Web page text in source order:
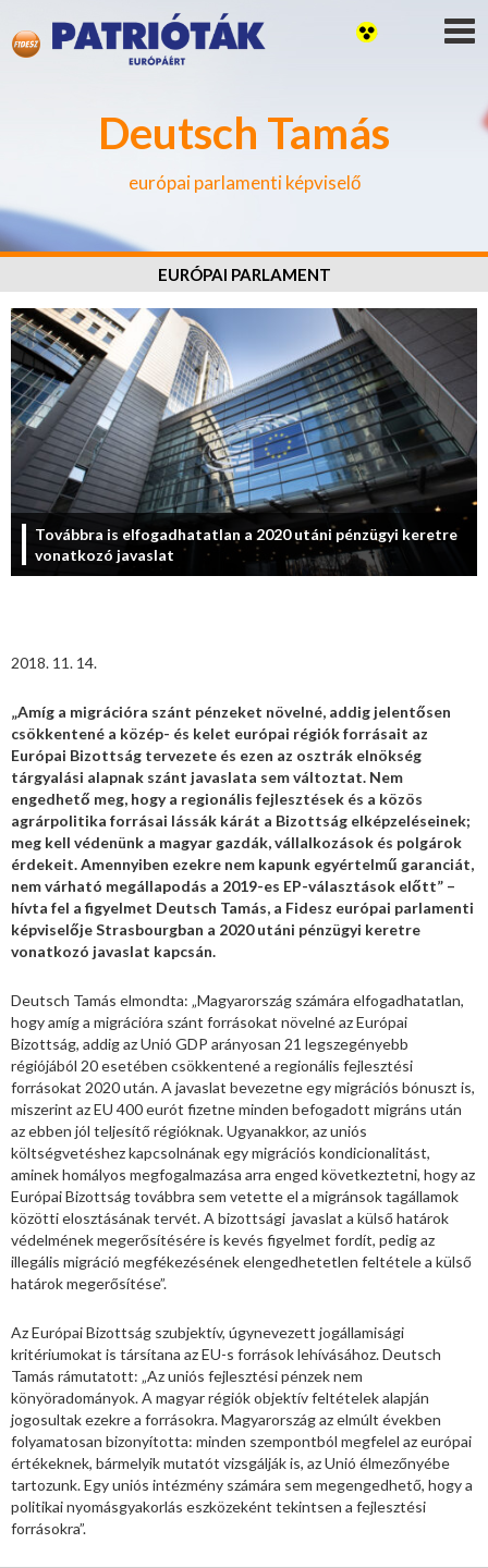
Deutsch Tamás
európai parlamenti képviselő
EURÓPAI PARLAMENT
Továbbra is elfogadhatatlan a 2020 utáni pénzügyi keretre
vonatkozó javaslat
2018. 11. 14.
„Amíg a migrációra szánt pénzeket növelné, addig jelentősen
csökkentené a közép- és kelet európai régiók forrásait az
Európai Bizottság tervezete és ezen az osztrák elnökség
tárgyalási alapnak szánt javaslata sem változtat. Nem
engedhető meg, hogy a regionális fejlesztések és a közös
agrárpolitika forrásai lássák kárát a Bizottság elképzeléseinek;
meg kell védenünk a magyar gazdák, vállalkozások és polgárok
érdekeit. Amennyiben ezekre nem kapunk egyértelmű garanciát,
nem várható megállapodás a 2019-es EP-választások előtt” –
hívta fel a figyelmet Deutsch Tamás, a Fidesz európai parlamenti
képviselőjeStrasbourgban a 2020 utáni pénzügyi keretre
vonatkozó javaslat kapcsán.
Deutsch Tamás elmondta: „Magyarország számára elfogadhatatlan,
hogy amíg a migrációra szánt forrásokat növelné az Európai
Bizottság, addig az Unió GDP arányosan 21 legszegényebb
régiójából 20 esetében csökkentené a regionális fejlesztési
forrásokat 2020 után. A javaslat bevezetne egy migrációs bónuszt is,
miszerint az EU 400 eurót fizetne minden befogadott migráns után
az ebben jól teljesítő régióknak. Ugyanakkor, az uniós
költségvetéshez kapcsolnának egy migrációs kondicionalitást,
aminek homályos megfogalmazása arra enged következtetni, hogy az
Európai Bizottság továbbra sem vetette el a migránsok tagállamok
közötti elosztásának tervét. A bizottsági javaslat a külső határok
védelmének megerősítésére is kevés figyelmet fordít, pedig az
illegális migráció megfékezésének elengedhetetlen feltétele a külső
határok megerősítése”.
Az Európai Bizottság szubjektív, úgynevezett jogállamisági
kritériumokat is társítana az EU-s források lehívásához. Deutsch
Tamás rámutatott: „Az uniós fejlesztési pénzek nem
könyöradományok. A magyar régiók objektív feltételek alapján
jogosultak ezekre a forrásokra. Magyarország az elmúlt években
folyamatosan bizonyította: minden szempontból megfelel az európai
értékeknek, bármelyik mutatót vizsgálják is, az Unió élmezőnyébe
tartozunk. Egy uniós intézmény számára sem megengedhető, hogy a
politikai nyomásgyakorlás eszközeként tekintsen a fejlesztési
forrásokra”.